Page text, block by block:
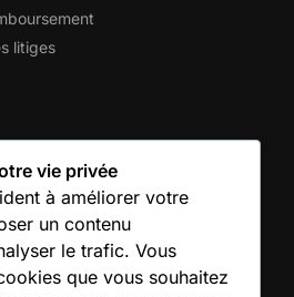
litiges
vie privée
à améliorer votre
un contenu
le trafic. Vous
que vous souhaitez